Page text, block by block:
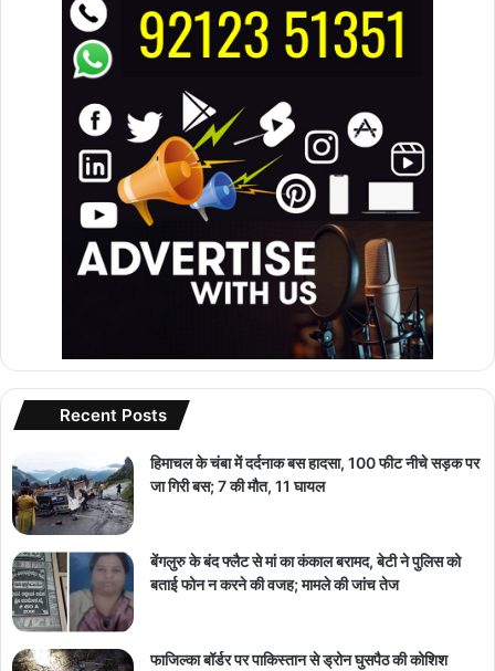
Recent Posts
हिमाचल के चंबा में दर्दनाक बस हादसा, 100 फीट नीचे सड़क पर
जा गिरी बस; 7 की मौत, 11 घायल
बेंगलुरु के बंद फ्लैट से मां का कंकाल बरामद, बेटी ने पुलिस को
बताई फोन न करने की वजह; मामले की जांच तेज
फाजिल्का बॉर्डर पर पाकिस्तान से ड्रोन घुसपैठ की कोशिश